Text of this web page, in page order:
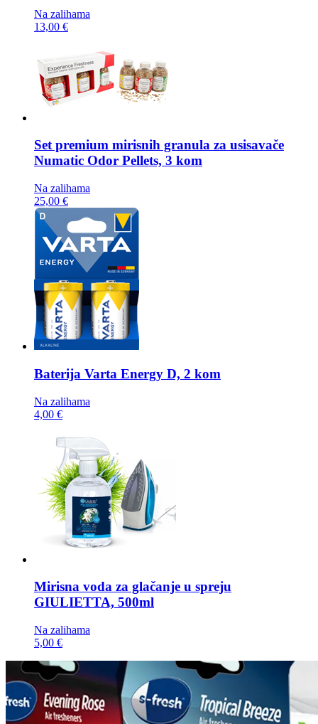
Na zalihama
13,00 €
Set premium mirisnih granula za usisavače
Numatic Odor Pellets, 3 kom
Na zalihama
25,00 €
Baterija Varta Energy D, 2 kom
Na zalihama
4,00 €
Mirisna voda za glačanje u spreju
GIULIETTA, 500ml
Na zalihama
5,00 €